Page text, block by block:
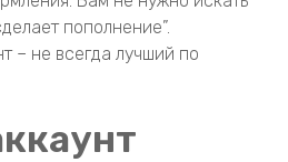
пополнение”.
– не всегда лучший по